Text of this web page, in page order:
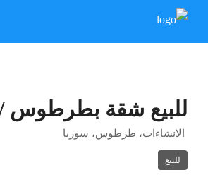
للبيع شقة بطرطوس /
الانشاءات، طرطوس، سوريا
للبيع